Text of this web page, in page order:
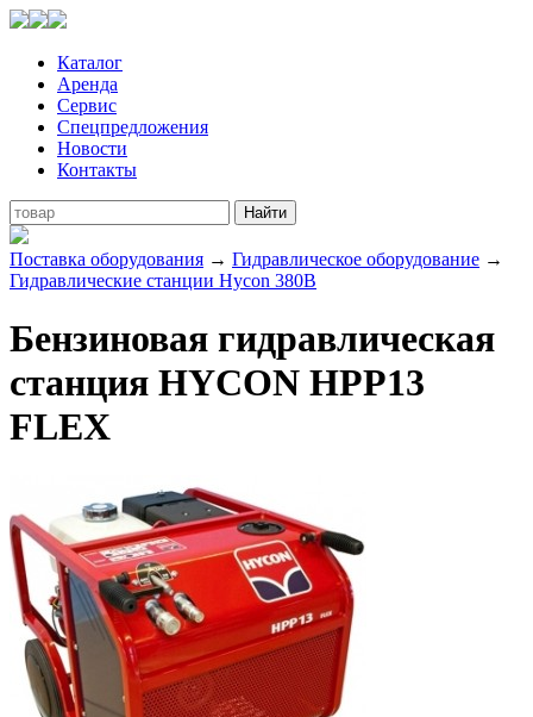
Каталог
Аренда
Сервис
Спецпредложения
Новости
Контакты
Поставка оборудования → Гидравлическое оборудование →
Гидравлические станции Hycon 380В
Бензиновая гидравлическая
станция HYCON HPP13
FLEX